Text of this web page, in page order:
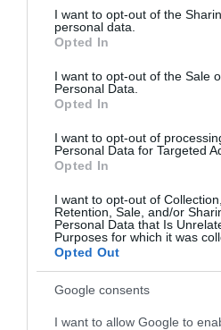
not limited to your visit or usage
grant or deny consent to Google
use your data for below specified
consent section.
I want to opt-out of the
personal data.
Opted In
I want to opt-out of the Sale
Personal Data.
Opted In
I want to opt-out of
Personal Data for Targeted
Opted In
I want to opt-out of
Retention, Sale, and/or
Personal Data that Is
Purposes for which it was
Opted Out
Google consents
I want to allow Google to
forgalomban rengeteg Flirt és KISS
késés esetén kihasználva ezt a
dolgozhatnak le az esetleges
A 160 kilométer per órás közlekedés
menetrendbe, csak a késő vonatok
menetrendszerűség és javul a